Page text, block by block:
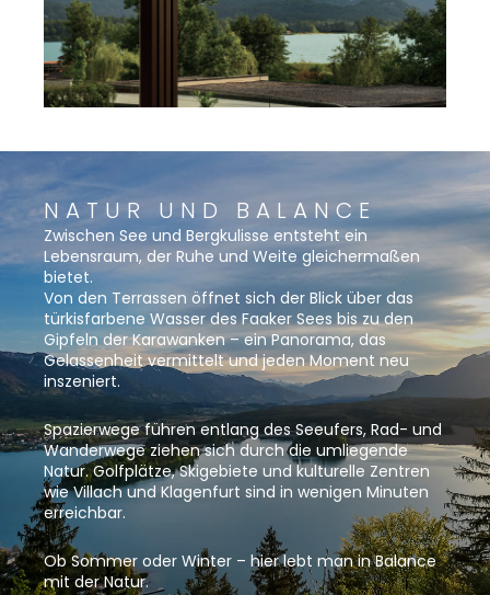
NATUR UND BALANCE
Zwischen See und Bergkulisse entsteht ein
Lebensraum, der Ruhe und Weite gleichermaßen
bietet.
Von den Terrassen öffnet sich der Blick über das
türkisfarbene Wasser des Faaker Sees bis zu den
Gipfeln der Karawanken – ein Panorama, das
Gelassenheit vermittelt und jeden Moment neu
inszeniert.
Spazierwege führen entlang des Seeufers, Rad- und
Wanderwege ziehen sich durch die umliegende
Natur. Golfplätze, Skigebiete und kulturelle Zentren
wie Villach und Klagenfurt sind in wenigen Minuten
erreichbar.
Ob Sommer oder Winter – hier lebt man in Balance
mit der Natur.